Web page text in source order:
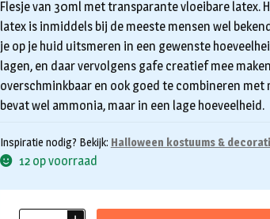
Flesje van 30ml met transparante vloeibare latex.
latex is inmiddels bij de meeste mensen wel
je op je huid uitsmeren in een gewenste
lagen, en daar vervolgens gafe creatief mee
overschminkbaar en ook goed te combineren met
bevat wel ammonia, maar in een lage hoeveelheid.
Inspiratie nodig? Bekijk: Halloween kostuums &
12 op voorraad